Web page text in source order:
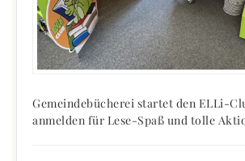
Gemeindebücherei startet den ELLi-
anmelden für Lese-Spaß und tolle